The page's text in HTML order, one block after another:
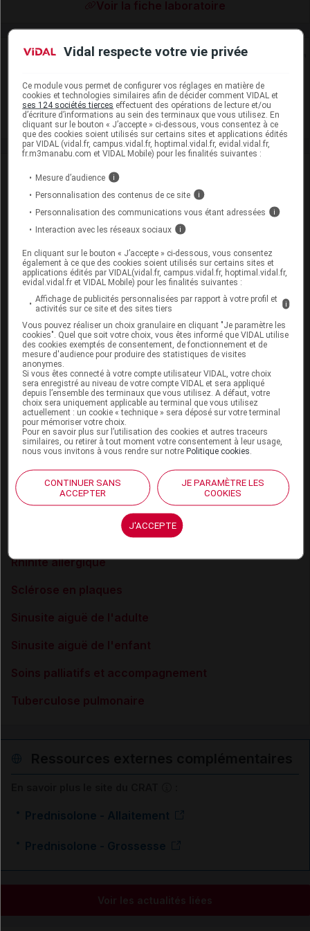
Voir la fiche laboratoire
Rein
Adaptation de posologie
Toxicité rénale
VIDAL Recos
Arthrite juvénile idiopathique
Asthme aigu grave
Asthme de l'adulte
Asthme de l'enfant : traitement de fond
Asthme de l'enfant : traitement des crises
BPCO
Cancers : complications des chimiothérapies
Crohn (maladie de)
Goutte
Hypercalcémie
Polyarthrite rhumatoïde
Purpura thrombopénique immunologique de l'enfant
Rectocolite hémorragique
Rhinite allergique
Sclérose en plaques
Sinusite aiguë de l'adulte
Sinusite aiguë de l'enfant
Soins palliatifs et accompagnement
Tuberculose pulmonaire
Prednisolone - Allaitement
Prednisolone - Grossesse
Voir les actualités liées
Vidal respecte votre vie privée
Ce module vous permet de configurer vos réglages en matière de
cookies et technologies similaires afin de décider comment VIDAL et
ses 124 sociétés tierces effectuent des opérations de lecture et/ou
d’écriture d’informations au sein des terminaux que vous utilisez. En
cliquant sur le bouton « J’accepte » ci-dessous, vous consentez à ce
que des cookies soient utilisés sur certains sites et applications édités
par VIDAL (vidal.fr, campus.vidal.fr, hoptimal.vidal.fr, evidal.vidal.fr,
fr.m3manabu.com et VIDAL Mobile) pour les finalités suivantes :
Mesure d’audience i
Personnalisation des contenus de ce site i
Personnalisation des communications vous étant adressées i
Interaction avec les réseaux sociaux i
En cliquant sur le bouton « J’accepte » ci-dessous, vous consentez
également à ce que des cookies soient utilisés sur certains sites et
applications édités par VIDAL(vidal.fr, campus.vidal.fr, hoptimal.vidal.fr,
evidal.vidal.fr et VIDAL Mobile) pour les finalités suivantes :
Affichage de publicités personnalisées par rapport à votre profil et
activités sur ce site et des sites tiers
i
Vous pouvez réaliser un choix granulaire en cliquant "Je paramètre les
cookies". Quel que soit votre choix, vous êtes informé que VIDAL utilise
des cookies exemptés de consentement, de fonctionnement et de
mesure d'audience pour produire des statistiques de visites
anonymes.
Si vous êtes connecté à votre compte utilisateur VIDAL, votre choix
sera enregistré au niveau de votre compte VIDAL et sera appliqué
depuis l’ensemble des terminaux que vous utilisez. A défaut, votre
choix sera uniquement applicable au terminal que vous utilisez
actuellement : un cookie « technique » sera déposé sur votre terminal
pour mémoriser votre choix.
Pour en savoir plus sur l’utilisation des cookies et autres traceurs
similaires, ou retirer à tout moment votre consentement à leur usage,
nous vous invitons à vous rendre sur notrePolitique cookies
CONTINUER SANS
ACCEPTER
JE PARAMÈTRE LES
COOKIES
J'ACCEPTE